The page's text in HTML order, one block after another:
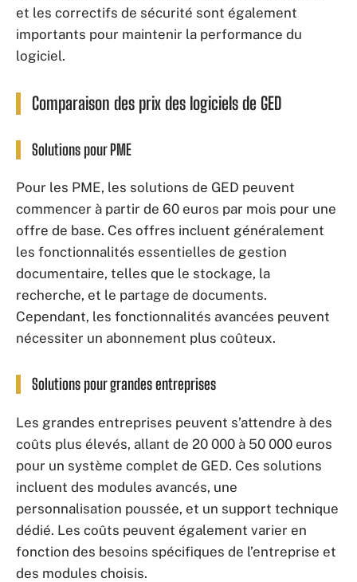
et les correctifs de sécurité sont également
importants pour maintenir la performance du
logiciel.
Comparaison des prix des logiciels de GED
Solutions pour PME
Pour les PME, les solutions de GED peuvent
commencer à partir de 60 euros par mois pour une
offre de base. Ces offres incluent généralement
les fonctionnalités essentielles de gestion
documentaire, telles que le stockage, la
recherche, et le partage de documents.
Cependant, les fonctionnalités avancées peuvent
nécessiter un abonnement plus coûteux.
Solutions pour grandes entreprises
Les grandes entreprises peuvent s’attendre à des
coûts plus élevés, allant de 20 000 à 50 000 euros
pour un système complet de GED. Ces solutions
incluent des modules avancés, une
personnalisation poussée, et un support technique
dédié. Les coûts peuvent également varier en
fonction des besoins spécifiques de l’entreprise et
des modules choisis.